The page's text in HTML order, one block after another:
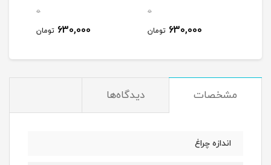
0
630,000 تومان
0
630,000 تومان
مشخصات دیدگاه‌ها
اندازه چراغ